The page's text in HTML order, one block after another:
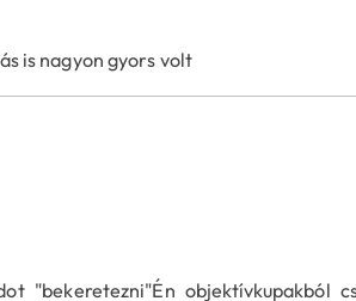
is nagyon gyors volt
"bekeretezni"Én objektívkupakból